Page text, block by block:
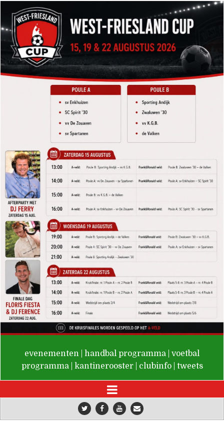
De Valken
evenementen handbal programma
voetbal
programma
kantinerooster clubinfo tweets